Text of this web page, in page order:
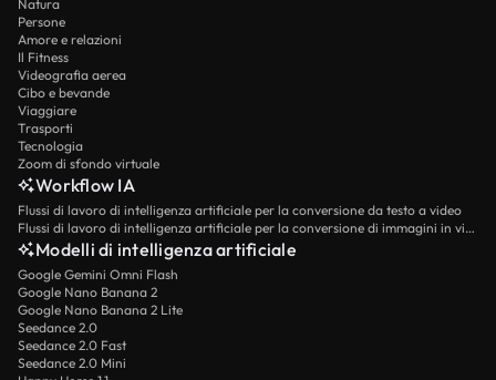
Natura
Persone
Amore e relazioni
Il Fitness
Videografia aerea
Cibo e bevande
Viaggiare
Trasporti
Tecnologia
Zoom di sfondo virtuale
Workflow IA
Flussi di lavoro di intelligenza artificiale per la conversione da testo a video
Flussi di lavoro di intelligenza artificiale per la conversione di immagini in video
Modelli di intelligenza artificiale
Google Gemini Omni Flash
Google Nano Banana 2
Google Nano Banana 2 Lite
Seedance 2.0
Seedance 2.0 Fast
Seedance 2.0 Mini